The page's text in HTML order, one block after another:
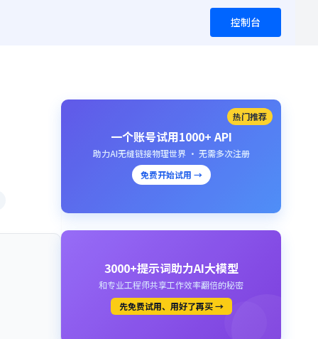
控制台
热门推荐
一个账号试用1000+ API
助力AI无缝链接物理世界 · 无需多次注册
免费开始试用 →
3000+提示词助力AI大模型
和专业工程师共享工作效率翻倍的秘密
先免费试用、用好了再买 →